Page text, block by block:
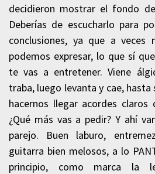
decidieron mostrar el fondo
Deberías de escucharlo para
conclusiones, ya que a veces
podemos expresar, lo que sí
te vas a entretener. Viene
traba, luego levanta y cae,
hacernos llegar acordes
¿Qué más vas a pedir? Y ahí
parejo. Buen laburo,
guitarra bien melosos, a lo
principio, como marca la